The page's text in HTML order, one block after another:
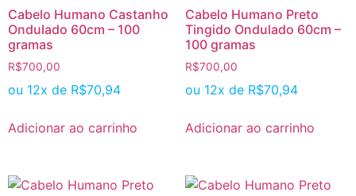
Cabelo Humano Castanho
Ondulado 60cm – 100
gramas
R$700,00
ou 12x de R$70,94
Adicionar ao carrinho
Cabelo Humano Preto
Tingido Ondulado 60cm –
100 gramas
R$700,00
ou 12x de R$70,94
Adicionar ao carrinho